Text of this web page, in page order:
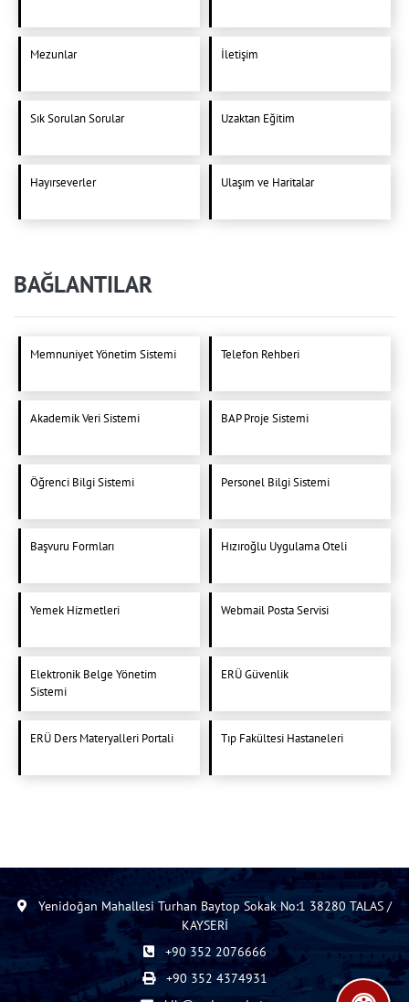
Mezunlar İletişim
Sık Sorulan Sorular Uzaktan Eğitim
Hayırseverler Ulaşım ve Haritalar
BAĞLANTILAR
Memnuniyet Yönetim Sistemi Telefon Rehberi
Akademik Veri Sistemi BAP Proje Sistemi
Öğrenci Bilgi Sistemi Personel Bilgi Sistemi
Başvuru Formları Hızıroğlu Uygulama Oteli
Yemek Hizmetleri Webmail Posta Servisi
Elektronik Belge Yönetim
Sistemi
ERÜ Güvenlik
ERÜ Ders Materyalleri Portali Tıp Fakültesi Hastaneleri
Yenidoğan Mahallesi Turhan Baytop Sokak No:1 38280 TALAS /
KAYSERİ
+90 352 2076666
+90 352 4374931